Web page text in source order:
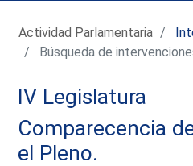
Actividad Parlamentaria
Búsqueda de
IV Legislatura
Comparecencia
el Pleno.